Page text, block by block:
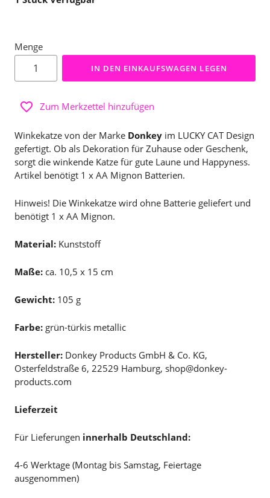
Menge
IN DEN EINKAUFSWAGEN LEGEN
Zum Merkzettel hinzufügen
Winkekatze von der Marke Donkey im LUCKY CAT Design
gefertigt. Ob als Dekoration für Zuhause oder Geschenk,
sorgt die winkende Katze für gute Laune und Happyness.
Artikel benötigt 1 x AA Mignon Batterien.
Hinweis! Die Winkekatze wird ohne Batterie geliefert und
benötigt 1 x AA Mignon.
Material: Kunststoff
Maße: ca. 10,5 x 15 cm
Gewicht: 105 g
Farbe: grün-türkis metallic
Hersteller: Donkey Products GmbH & Co. KG,
Osterfeldstraße 6, 22529 Hamburg, shop@donkey-
products.com
Lieferzeit
Für Lieferungen innerhalb Deutschland:
4-6 Werktage (Montag bis Samstag, Feiertage
ausgenommen)